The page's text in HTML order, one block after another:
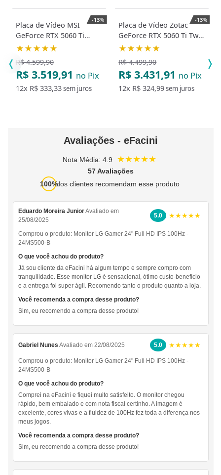
-13%
Placa de Vídeo MSI
GeForce RTX 5060 Ti
Shadow 2X OC Plus 8GB
★★★★★
R$ 4.599,90
R$ 3.519,91 no Pix
12x R$ 333,33sem juros
-13%
Placa de Vídeo Zotac
GeForce RTX 5060 Ti Twin
Edge OC 8GB GDDR7 128
★★★★★
R$ 4.499,90
R$ 3.431,91 no Pix
12x R$ 324,99sem juros
Avaliações - eFacini
Nota Média: 4.9 ★★★★★
57 Avaliações
100%dos clientes recomendam esse produto
Eduardo Moreira JuniorAvaliado em
25/08/2025
5.0 ★★★★★
Comprou o produto: Monitor LG Gamer 24" Full HD IPS 100Hz -
24MS500-B
O que você achou do produto?
Já sou cliente da eFacini há algum tempo e sempre compro com
tranquilidade. Esse monitor LG é sensacional, ótimo custo-benefício
e a entrega foi super ágil. Recomendo tanto o produto quanto a loja.
Você recomenda a compra desse produto?
Sim, eu recomendo a compra desse produto!
Gabriel Nunes Avaliado em 22/08/2025 5.0 ★★★★★
Comprou o produto: Monitor LG Gamer 24" Full HD IPS 100Hz -
24MS500-B
O que você achou do produto?
Comprei na eFacini e fiquei muito satisfeito. O monitor chegou
rápido, bem embalado e com nota fiscal certinho. A imagem é
excelente, cores vivas e a fluidez de 100Hz fez toda a diferença nos
meus jogos.
Você recomenda a compra desse produto?
Sim, eu recomendo a compra desse produto!